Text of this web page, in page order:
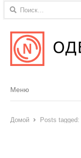
Найти:
Menu
Меню
Домой Posts tagged: